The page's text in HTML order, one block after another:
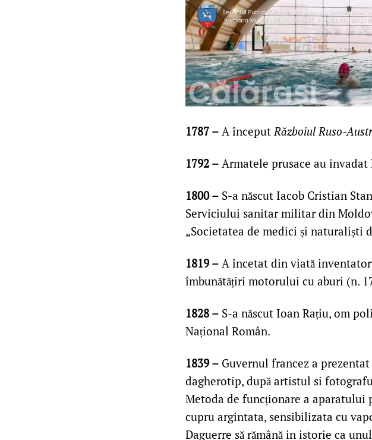
1787 – A început Războiul Ruso-
1792 – Armatele prusace au invadat
1800 – S-a născut Iacob Cristian
Serviciului sanitar militar din
„Societatea de medici și naturaliști
1819 – A încetat din viată
îmbunătățiri motorului cu aburi (n.
1828 – S-a născut Ioan Rațiu, om
Național Român.
1839 – Guvernul francez a
dagherotip, după artistul si
Metoda de funcționare a aparatului
cupru argintata, sensibilizata cu
Daguerre să rămână in istorie ca